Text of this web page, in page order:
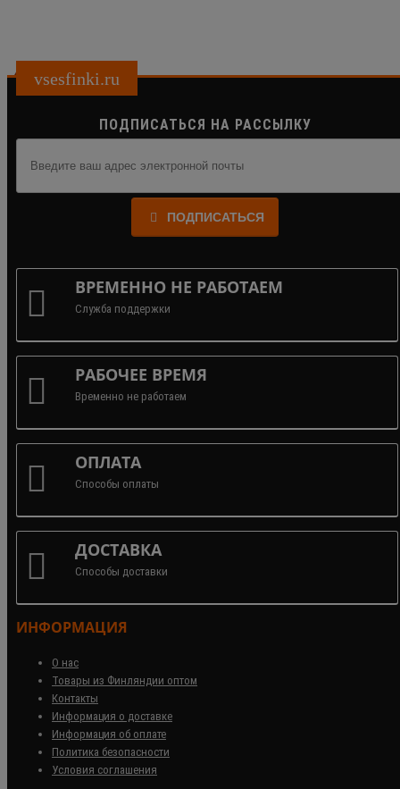
vsesfinki.ru
ПОДПИСАТЬСЯ НА РАССЫЛКУ
ПОДПИСАТЬСЯ
ВРЕМЕННО НЕ РАБОТАЕМ
Служба поддержки
РАБОЧЕЕ ВРЕМЯ
Временно не работаем
ОПЛАТА
Способы оплаты
ДОСТАВКА
Способы доставки
ИНФОРМАЦИЯ
О нас
Товары из Финляндии оптом
Контакты
Информация о доставке
Информация об оплате
Политика безопасности
Условия соглашения